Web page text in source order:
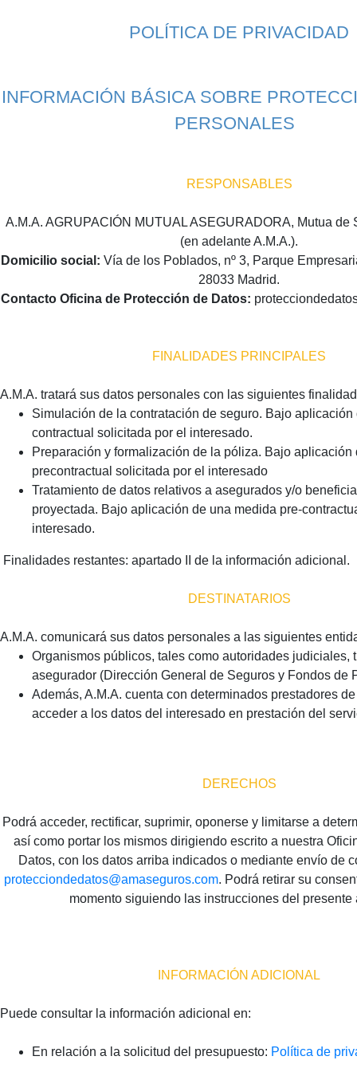
POLÍTICA DE PRIVACIDAD
INFORMACIÓN BÁSICA SOBRE
PERSONALES
RESPONSABLES
A.M.A. AGRUPACIÓN MUTUAL ASEGURADORA, Mutua de
(en adelante A.M.A.).
Domicilio social: Vía de los Poblados, nº 3, Parque
28033 Madrid.
Contacto Oficina de Protección de Datos:
FINALIDADES PRINCIPALES
A.M.A. tratará sus datos personales con las siguientes
Simulación de la contratación de seguro. Bajo aplicación
contractual solicitada por el interesado.
Preparación y formalización de la póliza. Bajo aplicación
precontractual solicitada por el interesado
Tratamiento de datos relativos a asegurados y/o
proyectada. Bajo aplicación de una medida pre-
interesado.
Finalidades restantes: apartado II de la información adicional.
DESTINATARIOS
A.M.A. comunicará sus datos personales a las siguientes
Organismos públicos, tales como autoridades judiciales,
asegurador (Dirección General de Seguros y Fondos de
Además, A.M.A. cuenta con determinados prestadores
acceder a los datos del interesado en prestación del
DERECHOS
Podrá acceder, rectificar, suprimir, oponerse y limitarse a
así como portar los mismos dirigiendo escrito a nuestra
Datos, con los datos arriba indicados o mediante envío de
protecciondedatos@amaseguros.com. Podrá retirar su
momento siguiendo las instrucciones del presente
INFORMACIÓN ADICIONAL
Puede consultar la información adicional en:
En relación a la solicitud del presupuesto: Política de